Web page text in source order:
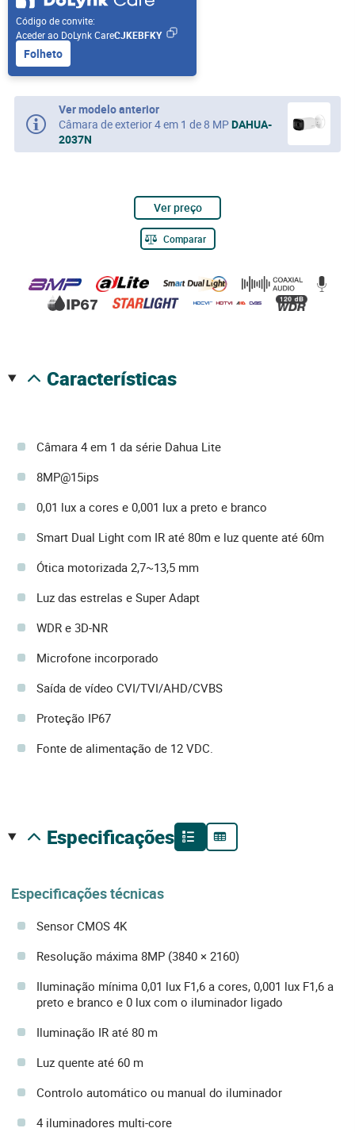
Código de convite:
Aceder ao DoLynk CareCJKEBFKY
Folheto
Ver modelo anterior
Câmara de exterior 4 em 1 de 8 MPDAHUA-
2037N
Ver preço
Comparar
características
Câmara 4 em 1 da série Dahua Lite
8MP@15ips
0,01 lux a cores e 0,001 lux a preto e branco
Smart Dual Light com IR até 80m e luz quente até 60m
Ótica motorizada 2,7~13,5 mm
Luz das estrelas e Super Adapt
WDR e 3D-NR
Microfone incorporado
Saída de vídeo CVI/TVI/AHD/CVBS
Proteção IP67
Fonte de alimentação de 12 VDC.
especificações
Especificações técnicas
Sensor CMOS 4K
Resolução máxima 8MP (3840 × 2160)
Iluminação mínima 0,01 lux F1,6 a cores, 0,001 lux F1,6 a
preto e branco e 0 lux com o iluminador ligado
Iluminação IR até 80 m
Luz quente até 60 m
Controlo automático ou manual do iluminador
4 iluminadores multi-core